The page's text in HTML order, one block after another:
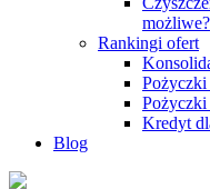
możliwe?
Rankingi ofert
Pożyczki
Pożyczki
Kredyt
Blog